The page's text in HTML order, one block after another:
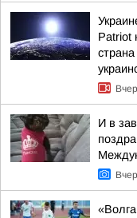
Patriot
И в